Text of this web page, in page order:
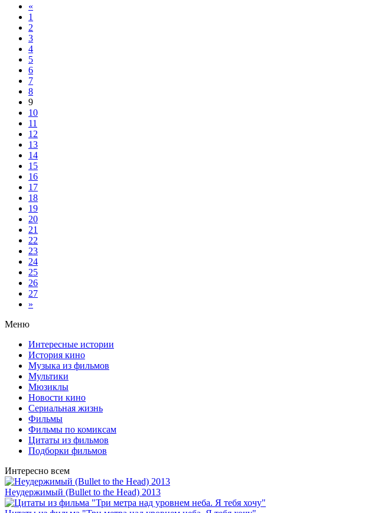
«
1
2
3
4
5
6
7
8
9
10
11
12
13
14
15
16
17
18
19
20
21
22
23
24
25
26
27
»
Меню
Интересные истории
История кино
Музыка из фильмов
Мультики
Мюзиклы
Новости кино
Сериальная жизнь
Фильмы
Фильмы по комиксам
Цитаты из фильмов
Подборки фильмов
Интересно всем
Неудержимый (Bullet to the Head) 2013